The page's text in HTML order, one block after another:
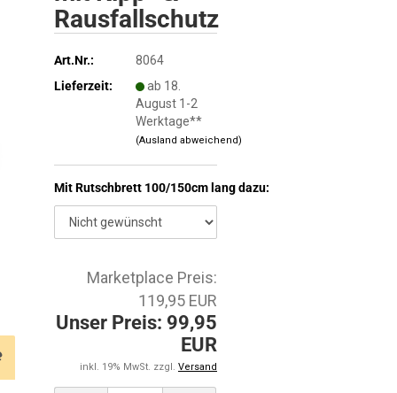
Rausfallschutz
Art.Nr.:
8064
Lieferzeit:
ab 18.
August 1-2
Werktage**
(Ausland abweichend)
Mit Rutschbrett 100/150cm lang dazu:
Marketplace Preis:
119,95 EUR
Unser Preis: 99,95
EUR
inkl. 19% MwSt. zzgl. Versand